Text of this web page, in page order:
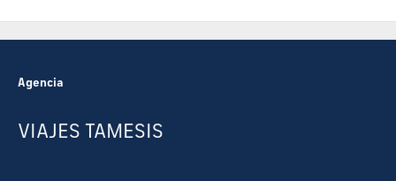
Agencia
VIAJES TAMESIS